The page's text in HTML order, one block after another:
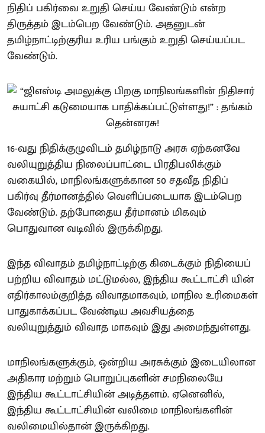
நிதிப் பகிர்வை உறுதி செய்ய வேண்டும் என்ற
திருத்தம் இடம்பெற வேண்டும். அதனுடன்
தமிழ்நாட்டிற்குரிய உரிய பங்கும் உறுதி செய்யப்பட
வேண்டும்.
16-வது நிதிக்குழுவிடம் தமிழ்நாடு அரசு ஏற்கனவே
வலியுறுத்திய நிலைப்பாட்டை பிரதிபலிக்கும்
வகையில், மாநிலங்களுக்கான 50 சதவீத நிதிப்
பகிர்வு தீர்மானத்தில் வெளிப்படையாக இடம்பெற
வேண்டும். தற்போதைய தீர்மானம் மிகவும்
பொதுவான வடிவில் இருக்கிறது.
இந்த விவாதம் தமிழ்நாட்டிற்கு கிடைக்கும் நிதியைப்
பற்றிய விவாதம் மட்டுமல்ல, இந்திய கூட்டாட்சி யின்
எதிர்காலம்குறித்த விவாதமாகவும், மாநில உரிமைகள்
பாதுகாக்கப்பட வேண்டிய அவசியத்தை
வலியுறுத்தும் விவாத மாகவும் இது அமைந்துள்ளது.
மாநிலங்களுக்கும், ஒன்றிய அரசுக்கும் இடையிலான
அதிகார மற்றும் பொறுப்புகளின் சமநிலையே
இந்திய கூட்டாட்சியின் அடித்தளம். ஏனெனில்,
இந்திய கூட்டாட்சியின் வலிமை மாநிலங்களின்
வலிமையில்தான் இருக்கிறது.